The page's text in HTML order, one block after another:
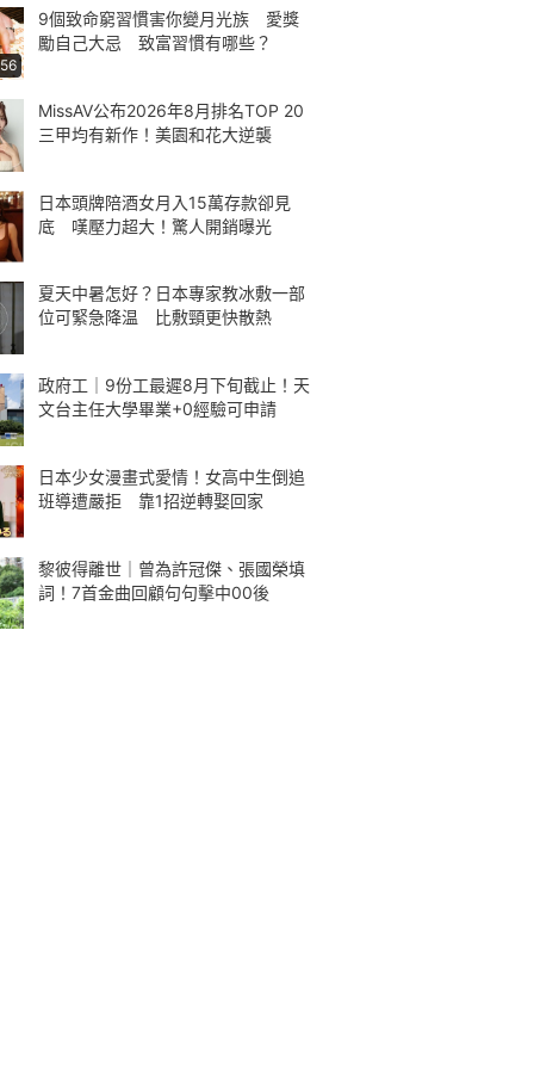
9個致命窮習慣害你變月光族 愛獎
勵自己大忌 致富習慣有哪些？
MissAV公布2026年8月排名TOP 20
三甲均有新作！美園和花大逆襲
日本頭牌陪酒女月入15萬存款卻見
底 嘆壓力超大！驚人開銷曝光
夏天中暑怎好？日本專家教冰敷一部
位可緊急降温 比敷頸更快散熱
政府工｜9份工最遲8月下旬截止！天
文台主任大學畢業+0經驗可申請
日本少女漫畫式愛情！女高中生倒追
班導遭嚴拒 靠1招逆轉娶回家
黎彼得離世｜曾為許冠傑、張國榮填
詞！7首金曲回顧句句擊中00後